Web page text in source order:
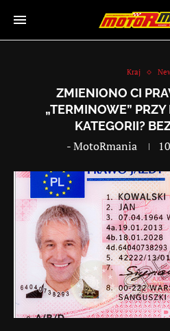
Kraj
ZMIENIONO CI
„TERMINOWE”
KATEGORII?
-MotoRmania